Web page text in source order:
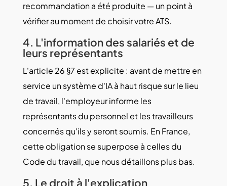
recommandation a été produite — un point à
vérifier au moment de choisir votre ATS.
4. L'information des salariés et de
leurs représentants
L'article 26 §7 est explicite : avant de mettre en
service un système d'IA à haut risque sur le lieu
de travail, l'employeur informe les
représentants du personnel et les travailleurs
concernés qu'ils y seront soumis. En France,
cette obligation se superpose à celles du
Code du travail, que nous détaillons plus bas.
5. Le droit à l'explication